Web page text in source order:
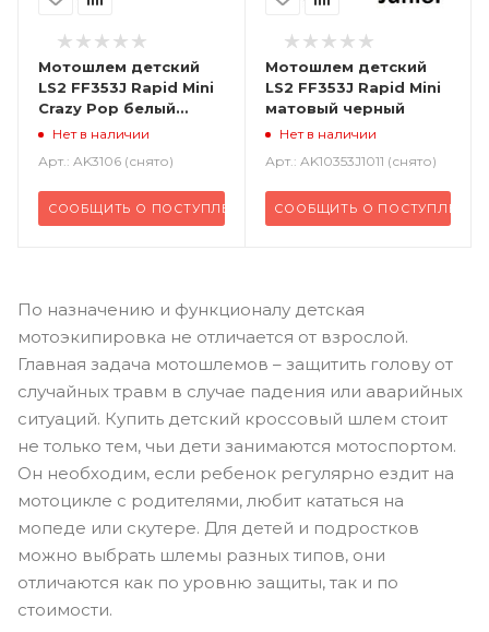
Мотошлем детский
LS2 FF353J Rapid Mini
Crazy Pop белый
розовый
Нет в наличии
Арт.: AK3106 (снято)
СООБЩИТЬ О ПОСТУПЛЕНИИ
Мотошлем детский
LS2 FF353J Rapid Mini
матовый черный
Нет в наличии
Арт.: AK10353J1011 (снято)
СООБЩИТЬ О ПОСТУПЛЕНИИ
По назначению и функционалу детская
мотоэкипировка не отличается от взрослой.
Главная задача мотошлемов – защитить голову от
случайных травм в случае падения или аварийных
ситуаций. Купить детский кроссовый шлем стоит
не только тем, чьи дети занимаются мотоспортом.
Он необходим, если ребенок регулярно ездит на
мотоцикле с родителями, любит кататься на
мопеде или скутере. Для детей и подростков
можно выбрать шлемы разных типов, они
отличаются как по уровню защиты, так и по
стоимости.